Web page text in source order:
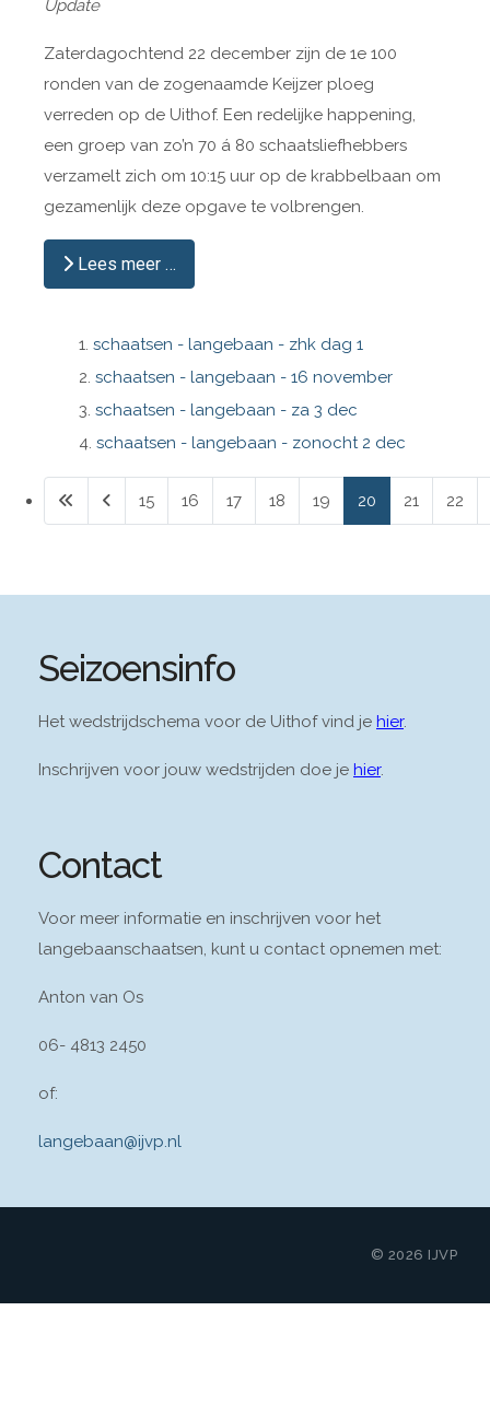
Seizoensinfo
Het wedstrijdschema voor de Uithof vind je hier.
Inschrijven voor jouw wedstrijden doe je hier.
Contact
Voor meer informatie en inschrijven voor het
langebaanschaatsen, kunt u contact opnemen met:
Anton van Os
06- 4813 2450
of:
langebaan@ijvp.nl
Update
Zaterdagochtend 22 december zijn de 1e 100
ronden van de zogenaamde Keijzer ploeg
verreden op de Uithof. Een redelijke happening,
een groep van zo’n 70 á 80 schaatsliefhebbers
verzamelt zich om 10:15 uur op de krabbelbaan om
gezamenlijk deze opgave te volbrengen.
Lees meer …
schaatsen - langebaan - zhk dag 1
schaatsen - langebaan - 16 november
schaatsen - langebaan - za 3 dec
schaatsen - langebaan - zonocht 2 dec
Pagina 20 van 28
15 16 17 18 19 20 21 22
© 2026 IJVP